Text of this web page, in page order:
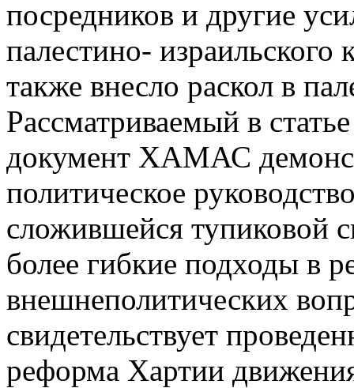
посредников и другие
палестино-
также внесло раскол в
Рассматриваемый в
документ ХАМАС
политическое
сложившейся тупиковой
более гибкие подходы в
внешнеполитических
свидетельствует
реформа Хартии